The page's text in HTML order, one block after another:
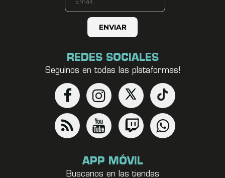
REDES SOCIALES
Seguinos en todas las plataformas!
APP MÓVIL
Buscanos en las tiendas